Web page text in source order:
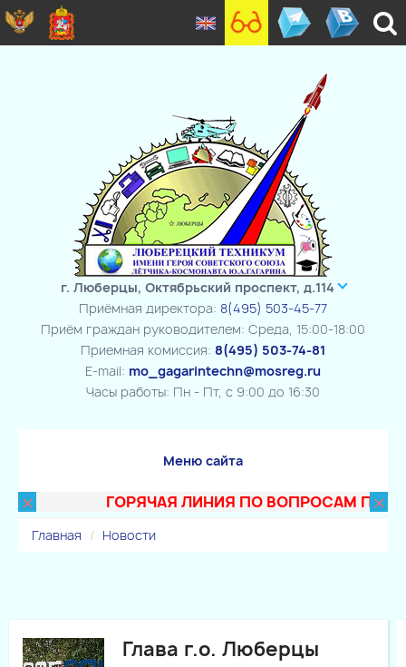
г. Люберцы, Октябрьский проспект, д.114
Приёмная директора: 8(495) 503-45-77
Приём граждан руководителем: Среда, 15:00-18:00
Приемная комиссия: 8(495) 503-74-81
E-mail: mo_gagarintechn@mosreg.ru
Часы работы: Пн - Пт, с 9:00 до 16:30
Меню сайта
× ГОРЯЧАЯ ЛИНИЯ ПО ВОПРОСАМ ×
Главная Новости
Глава г.о. Люберцы